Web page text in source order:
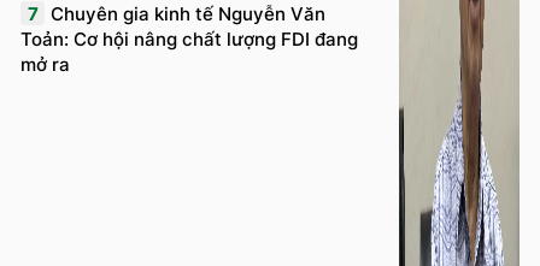
7 Chuyên gia kinh tế Nguyễn Văn
Toản: Cơ hội nâng chất lượng FDI đang
mở ra